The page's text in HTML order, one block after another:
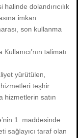
dolandırıcılık
imkan
son kullanma
talimatı
yürütülen,
hizmetleri teşhir
hizmetlerin satın
1. maddesinde
sağlayıcı taraf olan